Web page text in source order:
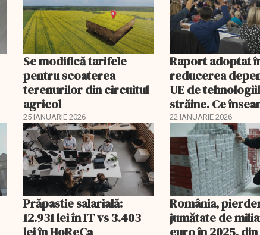
Se modifică tarifele
pentru scoaterea
terenurilor din circuitul
agricol
25 IANUARIE 2026
Raport adoptat
reducerea
UE de
străine. Ce
acest lucru
22 IANUARIE 2026
Prăpastie salarială:
12.931 lei în IT vs 3.403
România,
jumătate de